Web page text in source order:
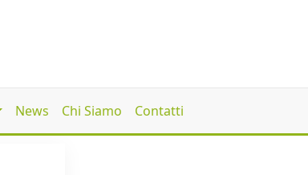
News Chi Siamo Contatti